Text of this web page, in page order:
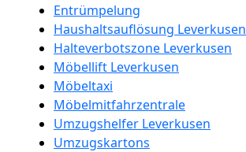
Entrümpelung
Haushaltsauflösung Leverkusen
Halteverbotszone Leverkusen
Möbellift Leverkusen
Möbeltaxi
Möbelmitfahrzentrale
Umzugshelfer Leverkusen
Umzugskartons